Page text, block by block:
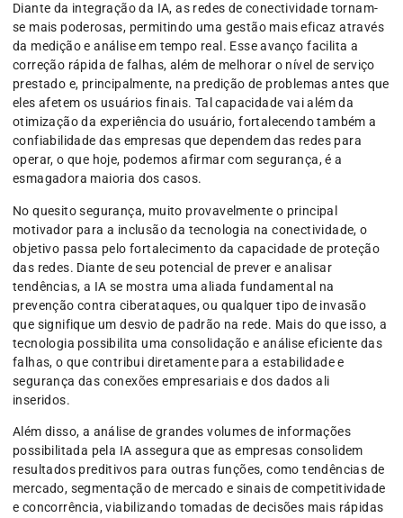
Diante da integração da IA, as redes de conectividade tornam-
se mais poderosas, permitindo uma gestão mais eficaz através
da medição e análise em tempo real. Esse avanço facilita a
correção rápida de falhas, além de melhorar o nível de serviço
prestado e, principalmente, na predição de problemas antes que
eles afetem os usuários finais. Tal capacidade vai além da
otimização da experiência do usuário, fortalecendo também a
confiabilidade das empresas que dependem das redes para
operar, o que hoje, podemos afirmar com segurança, é a
esmagadora maioria dos casos.
No quesito segurança, muito provavelmente o principal
motivador para a inclusão da tecnologia na conectividade, o
objetivo passa pelo fortalecimento da capacidade de proteção
das redes. Diante de seu potencial de prever e analisar
tendências, a IA se mostra uma aliada fundamental na
prevenção contra ciberataques, ou qualquer tipo de invasão
que signifique um desvio de padrão na rede. Mais do que isso, a
tecnologia possibilita uma consolidação e análise eficiente das
falhas, o que contribui diretamente para a estabilidade e
segurança das conexões empresariais e dos dados ali
inseridos.
Além disso, a análise de grandes volumes de informações
possibilitada pela IA assegura que as empresas consolidem
resultados preditivos para outras funções, como tendências de
mercado, segmentação de mercado e sinais de competitividade
e concorrência, viabilizando tomadas de decisões mais rápidas